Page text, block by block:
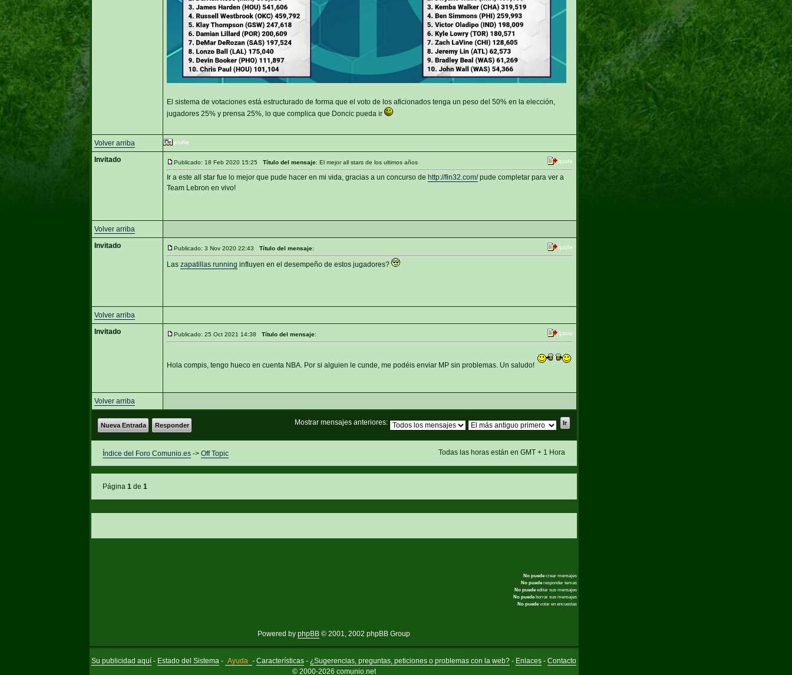
El sistema de votaciones está estructurado de forma que el voto de los aficionados tenga un peso del 50% en la elección,
jugadores 25% y prensa 25%, lo que complica que Doncic pueda ir
Volver arriba
Invitado
Publicado: 18 Feb 2020 15:25 Título del mensaje: El mejor all stars de los ultimos años
Ir a este all star fue lo mejor que pude hacer en mi vida, gracias a un concurso de http://fin32.com/pude completar para ver a
Team Lebron en vivo!
Volver arriba
Invitado
Publicado: 3 Nov 2020 22:43 Título del mensaje:
Las zapatillas running influyen en el desempeño de estos jugadores?
Volver arriba
Invitado
Publicado: 25 Oct 2021 14:38 Título del mensaje:
Hola compis, tengo hueco en cuenta NBA. Por si alguien le cunde, me podéis enviar MP sin problemas. Un saludo!
Volver arriba
Mostrar mensajes anteriores:
Nueva Entrada Responder
Todas las horas están en GMT + 1 Hora
Índice del Foro Comunio.es-> Off Topic
Página 1de 1
No puedecrear mensajes
No puederesponder temas
No puedeeditar sus mensajes
No puedeborrar sus mensajes
No puedevotar en encuestas
Powered by phpBB © 2001, 2002 phpBB Group
Su publicidad aquí - Estado del Sistema - Ayuda - Características- ¿Sugerencias, preguntas, peticiones o problemas con la web?- Enlaces- Contacto
© 2000-2026 comunio.net